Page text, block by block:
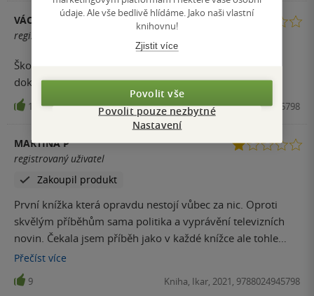
VÁCLAV P.
registrovaný uživatel
Škoda peněz. Opatřeni proti covidu politika a pořád
dokola. Občas něco vtipného.
11 Kniha, Ikar, 2021, 9788024945798
MARTINA P
registrovaný uživatel
Zakoupil produkt
První knížka která opravdu nestojí vůbec za nic. Oproti
skvělým příběhům sama politika a vyprávění televizních
novin. Čekala jsem příběh jako v každé knížce ale tohle
opravdu nestojí za nic. Chybí vtip a nadsázka oproti
klasickým deníčkům fotka.První knížka kterou jsem
nedočetla a ani nedočtu. Za mě je to propadák.
Přečíst více
9 Kniha, Ikar, 2021, 9788024945798
údaje. Ale vše bedlivě hlídáme. Jako naši vlastní
knihovnu!
Zjistit více
Povolit vše
Povolit pouze nezbytné
Nastavení